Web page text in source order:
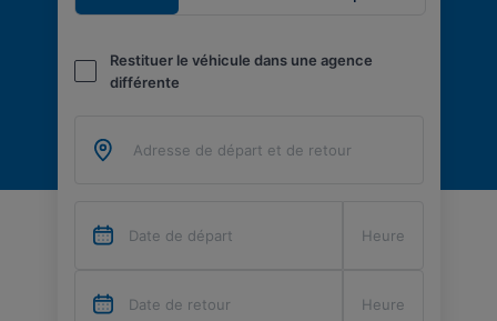
Restituer le véhicule dans une agence
différente